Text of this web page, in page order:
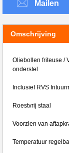
Mailen
Omschrijving
Oliebollen friteuse /
onderstel
Inclusief RVS
Roestvrij staal
Voorzien van
Temperatuur